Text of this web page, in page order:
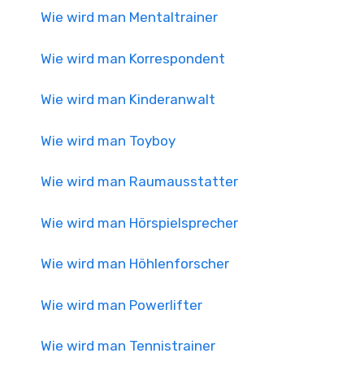
Wie wird man Mentaltrainer
Wie wird man Korrespondent
Wie wird man Kinderanwalt
Wie wird man Toyboy
Wie wird man Raumausstatter
Wie wird man Hörspielsprecher
Wie wird man Höhlenforscher
Wie wird man Powerlifter
Wie wird man Tennistrainer